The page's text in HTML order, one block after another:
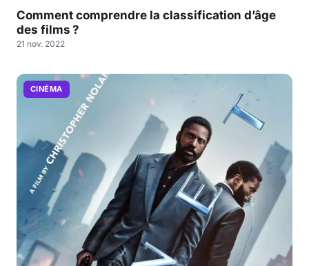
Comment comprendre la classification d’âge
des films ?
21 nov. 2022
CINÉMA